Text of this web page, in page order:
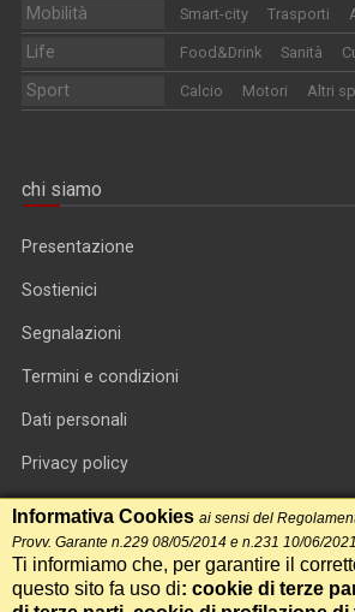
Mobilità Smart-city Trasporti
Life Food&Drink Sanità
Sport Calcio Motori Altri
chi siamo
Presentazione
Sostienici
Segnalazioni
Termini e condizioni
Dati personali
Privacy policy
Informativa cookie
RSS feed
RSS Top News
Informativa Cookies ai sensi del
Provv. Garante n.229 08/05/2014 e n.231 10/06/2021
Ti informiamo che, per garantire il
questo sito fa uso di: cookie di terze